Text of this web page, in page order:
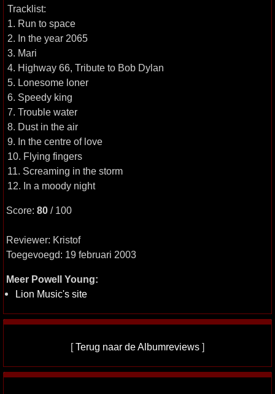
Tracklist:
1. Run to space
2. In the year 2065
3. Mari
4. Highway 66, Tribute to Bob Dylan
5. Lonesome loner
6. Speedy king
7. Trouble water
8. Dust in the air
9. In the centre of love
10. Flying fingers
11. Screaming in the storm
12. In a moody night
Score: 80 / 100
Reviewer: Kristof
Toegevoegd: 19 februari 2003
Meer Powell Young:
Lion Music's site
[Terug naar de Albumreviews ]